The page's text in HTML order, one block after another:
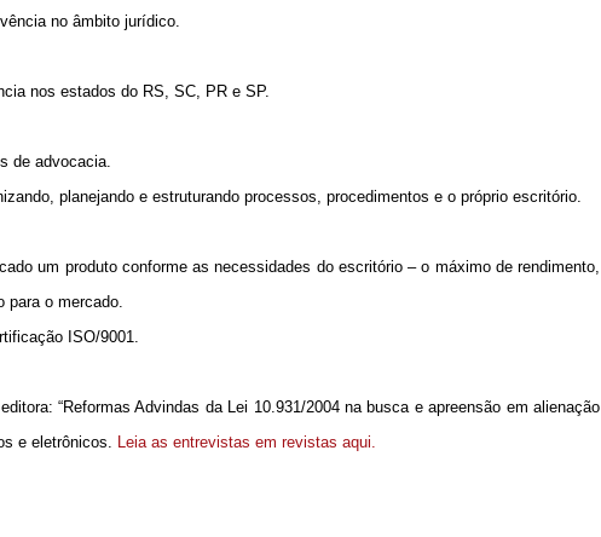
no âmbito jurídico.
nos estados do RS, SC, PR e SP.
de advocacia.
planejando e estruturando processos, procedimentos e o próprio escritório.
um produto conforme as necessidades do escritório – o máximo de rendimento,
para o mercado.
ISO/9001.
“Reformas Advindas da Lei 10.931/2004 na busca e apreensão em alienação
e eletrônicos. Leia as entrevistas em revistas aqui.